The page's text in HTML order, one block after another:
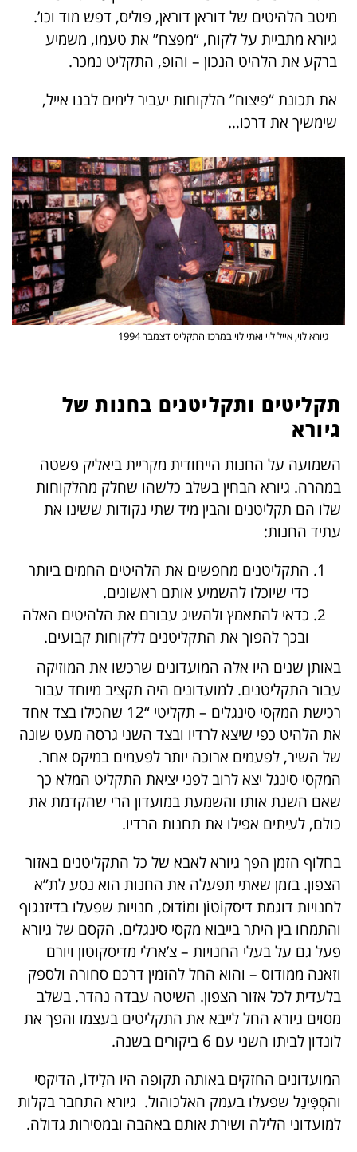
מיטב הלהיטים של דוראן דוראן, פוליס, דפש מוד וכו’.
גיורא מתביית על לקוח, “מפצח” את טעמו, משמיע
ברקע את הלהיט הנכון – והופ, התקליט נמכר.
את תכונת “פיצוח” הלקוחות יעביר לימים לבנו אייל,
שימשיך את דרכו…
גיורא לוי, אייל לוי ואתי לוי במרכז התקליט דצמבר 1994
תקליטים ותקליטנים בחנות של
גיורא
השמועה על החנות הייחודית מקריית ביאליק פשטה
במהרה. גיורא הבחין בשלב כלשהו שחלק מהלקוחות
שלו הם תקליטנים והבין מיד שתי נקודות ששינו את
עתיד החנות:
התקליטנים מחפשים את הלהיטים החמים ביותר
כדי שיוכלו להשמיע אותם ראשונים.
כדאי להתאמץ ולהשיג עבורם את הלהיטים האלה
ובכך להפוך את התקליטנים ללקוחות קבועים.
באותן שנים היו אלה המועדונים שרכשו את המוזיקה
עבור התקליטנים. למועדונים היה תקציב מיוחד עבור
רכישת המקסי סינגלים – תקליטי “12 שהכילו בצד אחד
את הלהיט כפי שיצא לרדיו ובצד השני גרסה מעט שונה
של השיר, לפעמים ארוכה יותר לפעמים במיקס אחר.
המקסי סינגל יצא לרוב לפני יציאת התקליט המלא כך
שאם השגת אותו והשמעת במועדון הרי שהקדמת את
כולם, לעיתים אפילו את תחנות הרדיו.
בחלוף הזמן הפך גיורא לאבא של כל התקליטנים באזור
הצפון. בזמן שאתי תפעלה את החנות הוא נסע לת”א
לחנויות דוגמת דיסקוֹטוֹן ומוֹדוּס, חנויות שפעלו בדיזנגוף
והתמחו בין היתר בייבוא מקסי סינגלים. הקסם של גיורא
פעל גם על בעלי החנויות – צ’ארלי מדיסקוטון ויורם
וזאנה ממודוס – והוא החל להזמין דרכם סחורה ולספק
בלעדית לכל אזור הצפון. השיטה עבדה נהדר. בשלב
מסוים גיורא החל לייבא את התקליטים בעצמו והפך את
לונדון לביתו השני עם 6 ביקורים בשנה.
המועדונים החזקים באותה תקופה היו הלִידוֹ, הדיקסי
והסְפִּינַל שפעלו בעמק האלכוהול. גיורא התחבר בקלות
למועדוני הלילה ושירת אותם באהבה ובמסירות גדולה.